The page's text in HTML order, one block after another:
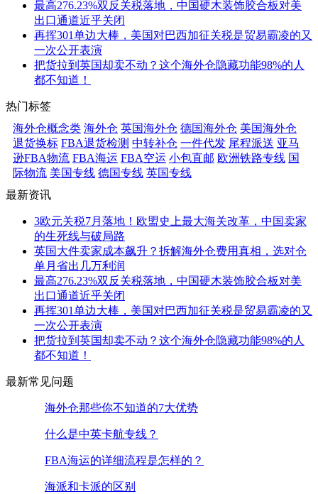
最高276.23%双反关税落地，中国硬木装饰胶合板对美
出口通道近乎关闭
再挥301单边大棒，美国对巴西加征关税是贸易霸凌的又
一次公开表演
把货拉到英国却卖不动？这个海外仓隐藏功能98%的人
都不知道！
热门标签
海外仓概念类 海外仓 英国海外仓 德国海外仓 美国海外仓
退货换标 FBA退货检测 中转补仓 一件代发 尾程派送 亚马
逊FBA物流 FBA海运 FBA空运 小包直邮 欧洲铁路专线 国
际物流 美国专线 德国专线 英国专线
最新资讯
3欧元关税7月落地！欧盟史上最大海关改革，中国卖家
的生死线与破局路
英国大件卖家成本飙升？拆解海外仓费用真相，选对仓
单月省出几万利润
最高276.23%双反关税落地，中国硬木装饰胶合板对美
出口通道近乎关闭
再挥301单边大棒，美国对巴西加征关税是贸易霸凌的又
一次公开表演
把货拉到英国却卖不动？这个海外仓隐藏功能98%的人
都不知道！
最新常见问题
海外仓那些你不知道的7大优势
什么是中英卡航专线？
FBA海运的详细流程是怎样的？
海派和卡派的区别